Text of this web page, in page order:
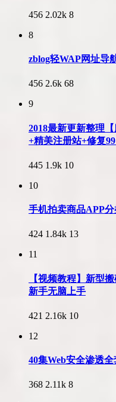
456 2.02k 8
8
zblog轻WAP网址导
456 2.6k 68
9
2018最新更新整理
+精美注册站+修复
445 1.9k 10
10
手机拍卖商品APP
424 1.84k 13
11
【视频教程】新型
新手无脑上手
421 2.16k 10
12
40集Web安全渗透
368 2.11k 8